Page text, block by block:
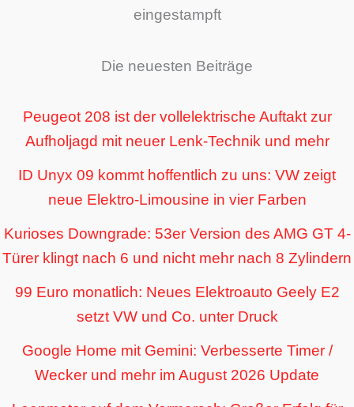
eingestampft
Die neuesten Beiträge
Peugeot 208 ist der vollelektrische Auftakt zur
Aufholjagd mit neuer Lenk-Technik und mehr
ID Unyx 09 kommt hoffentlich zu uns: VW zeigt
neue Elektro-Limousine in vier Farben
Kurioses Downgrade: 53er Version des AMG GT 4-
Türer klingt nach 6 und nicht mehr nach 8 Zylindern
99 Euro monatlich: Neues Elektroauto Geely E2
setzt VW und Co. unter Druck
Google Home mit Gemini: Verbesserte Timer /
Wecker und mehr im August 2026 Update